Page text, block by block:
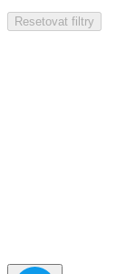
Resetovat filtry